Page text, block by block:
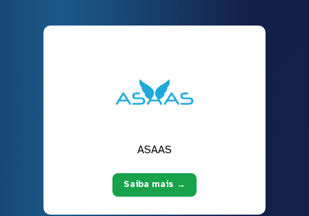
ASAAS
Saiba mais →